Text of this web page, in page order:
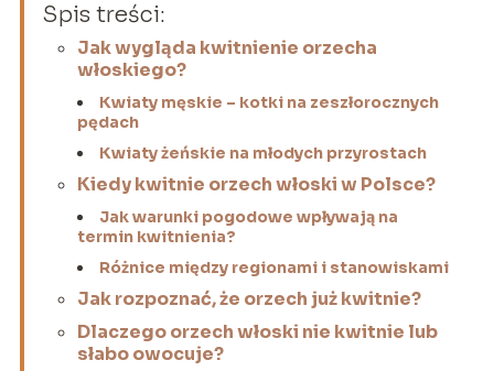
Spis treści:
Jak wygląda kwitnienie orzecha
włoskiego?
Kwiaty męskie – kotki na zeszłorocznych
pędach
Kwiaty żeńskie na młodych przyrostach
Kiedy kwitnie orzech włoski w Polsce?
Jak warunki pogodowe wpływają na
termin kwitnienia?
Różnice między regionami i stanowiskami
Jak rozpoznać, że orzech już kwitnie?
Dlaczego orzech włoski nie kwitnie lub
słabo owocuje?